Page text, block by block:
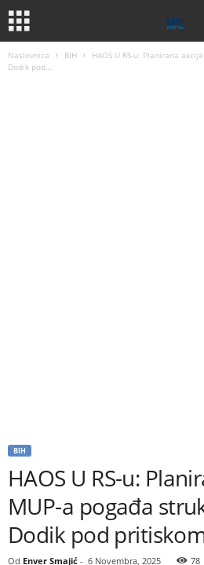
Naslovnica BIH
HAOS U RS-u: Planirana
Dodik pod...
BIH
HAOS U RS-u:
MUP-a pogađa
Dodik pod
Od Enver Smajić - 6 Novembra, 2025 78